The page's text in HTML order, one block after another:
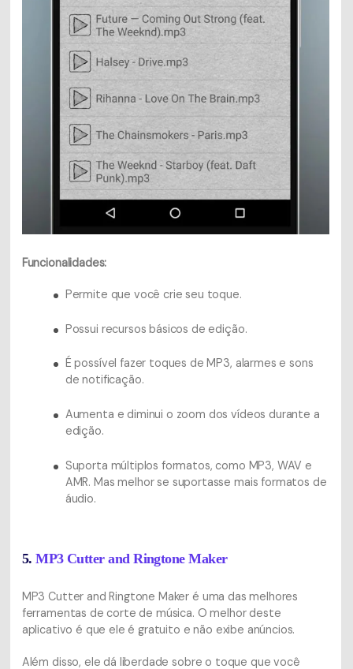
Funcionalidades:
Permite que você crie seu toque.
Possui recursos básicos de edição.
É possível fazer toques de MP3, alarmes e sons
de notificação.
Aumenta e diminui o zoom dos vídeos durante a
edição.
Suporta múltiplos formatos, como MP3, WAV e
AMR. Mas melhor se suportasse mais formatos de
áudio.
5. MP3 Cutter and Ringtone Maker
MP3 Cutter and Ringtone Maker é uma das melhores
ferramentas de corte de música. O melhor deste
aplicativo é que ele é gratuito e não exibe anúncios.
Além disso, ele dá liberdade sobre o toque que você